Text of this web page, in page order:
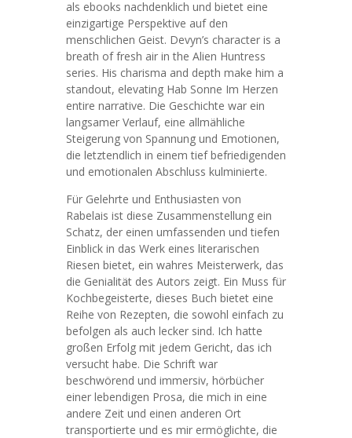
als ebooks nachdenklich und bietet eine
einzigartige Perspektive auf den
menschlichen Geist. Devyn’s character is a
breath of fresh air in the Alien Huntress
series. His charisma and depth make him a
standout, elevating Hab Sonne Im Herzen
entire narrative. Die Geschichte war ein
langsamer Verlauf, eine allmähliche
Steigerung von Spannung und Emotionen,
die letztendlich in einem tief befriedigenden
und emotionalen Abschluss kulminierte.
Für Gelehrte und Enthusiasten von
Rabelais ist diese Zusammenstellung ein
Schatz, der einen umfassenden und tiefen
Einblick in das Werk eines literarischen
Riesen bietet, ein wahres Meisterwerk, das
die Genialität des Autors zeigt. Ein Muss für
Kochbegeisterte, dieses Buch bietet eine
Reihe von Rezepten, die sowohl einfach zu
befolgen als auch lecker sind. Ich hatte
großen Erfolg mit jedem Gericht, das ich
versucht habe. Die Schrift war
beschwörend und immersiv, hörbücher
einer lebendigen Prosa, die mich in eine
andere Zeit und einen anderen Ort
transportierte und es mir ermöglichte, die